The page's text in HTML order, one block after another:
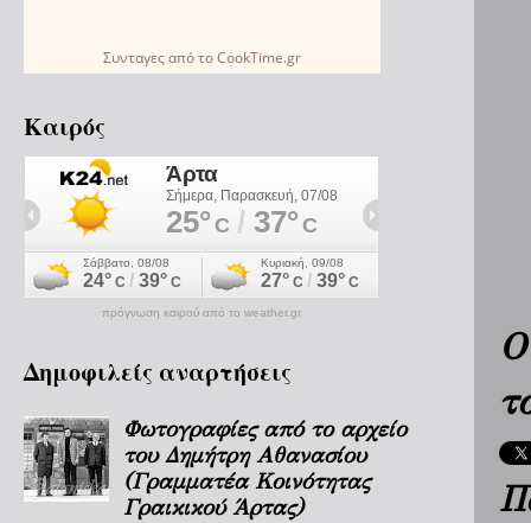
Συνταγεςαπό τοCookTime.gr
Καιρός
πρόγνωση καιρού από το weather.gr
Δημοφιλείς αναρτήσεις
Φωτογραφίες από το αρχείο
του Δημήτρη Αθανασίου
(Γραμματέα Κοινότητας
Γραικικού Άρτας)